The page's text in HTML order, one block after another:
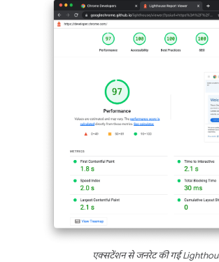
एक्सटेंशन से जनरेट की गई Lighthouse